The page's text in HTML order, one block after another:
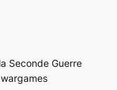
Seconde Guerre